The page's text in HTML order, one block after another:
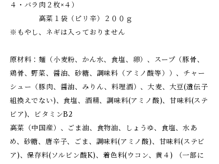
４・バラ肉２枚×４）
高菜１袋（ピリ辛）２００ｇ
※もやし、ネギは入っておりません
原材料：麺（小麦粉、かん水、食塩、卵）、スープ（豚骨、
鶏骨、野菜、醤油、砂糖、調味料（アミノ酸等））、チャー
シュー（豚肉、醤油、みりん、料理酒）、大麦、大豆(遺伝子
組換えでない)、食塩、酒精、調味料(アミノ酸)、甘味料(ステ
ビア)、ビタミンB2
高菜（中国産）、ごま油、食物油、しょうゆ、食塩、水あ
め、砂糖、唐辛子、ごま、調味料(アミノ酸)、甘味料(ステビ
ア)、保存料(ソルビン酸K)、着色料(ウコン、黄４) （一部に